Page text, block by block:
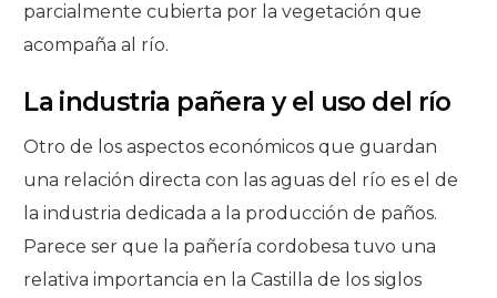
parcialmente cubierta por la vegetación que
acompaña al río.
La industria pañera y el uso del río
Otro de los aspectos económicos que guardan
una relación directa con las aguas del río es el de
la industria dedicada a la producción de paños.
Parece ser que la pañería cordobesa tuvo una
relativa importancia en la Castilla de los siglos